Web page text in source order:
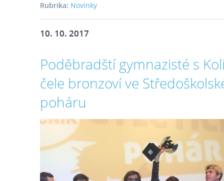
Rubrika: Novinky
10. 10. 2017
Poděbradští gymnazisté s
čele bronzoví ve
poháru